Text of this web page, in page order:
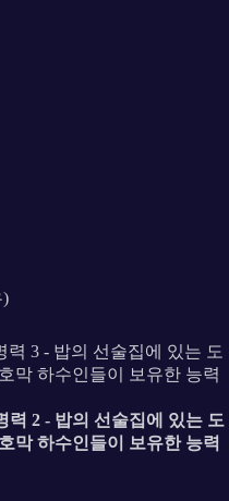
)
력 3 - 밥의 선술집에 있는 도
막 하수인들이 보유한 능력
력 2 - 밥의 선술집에 있는 도
막 하수인들이 보유한 능력